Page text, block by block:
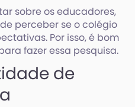
sobre os educadores,
perceber se o colégio
Por isso, é bom
fazer essa pesquisa.
de